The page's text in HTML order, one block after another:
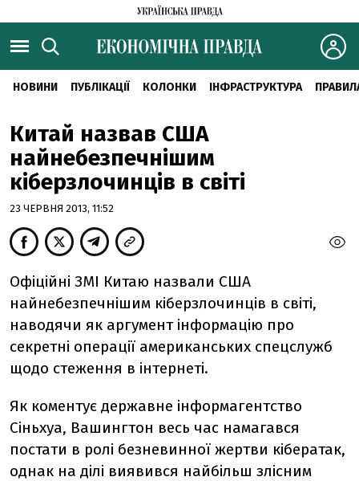
НОВИНИ ПУБЛІКАЦІЇ КОЛОНКИ ІНФРАСТРУКТУРА
Китай назвав США
найнебезпечнішим
кіберзлочинців в світі
23 ЧЕРВНЯ 2013, 11:52
Офіційні ЗМІ Китаю назвали США
найнебезпечнішим кіберзлочинців в світі,
наводячи як аргумент інформацію про
секретні операції американських спецслужб
щодо стеження в інтернеті.
Як коментує державне інформагентство
Сіньхуа, Вашингтон весь час намагався
постати в ролі безневинної жертви кібератак,
однак на ділі виявився найбільш злісним